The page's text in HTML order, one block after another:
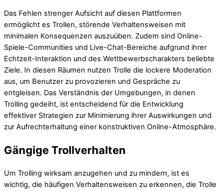
Das Fehlen strenger Aufsicht auf diesen Plattformen
ermöglicht es Trollen, störende Verhaltensweisen mit
minimalen Konsequenzen auszuüben. Zudem sind Online-
Spiele-Communities und Live-Chat-Bereiche aufgrund ihrer
Echtzeit-Interaktion und des Wettbewerbscharakters beliebte
Ziele. In diesen Räumen nutzen Trolle die lockere Moderation
aus, um Benutzer zu provozieren und Gespräche zu
entgleisen. Das Verständnis der Umgebungen, in denen
Trolling gedeiht, ist entscheidend für die Entwicklung
effektiver Strategien zur Minimierung ihrer Auswirkungen und
zur Aufrechterhaltung einer konstruktiven Online-Atmosphäre.
Gängige Trollverhalten
Um Trolling wirksam anzugehen und zu mindern, ist es
wichtig, die häufigen Verhaltensweisen zu erkennen, die Trolle